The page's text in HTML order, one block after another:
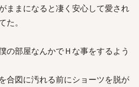
ままになると凄く安心して愛され
。
の部屋なんかでＨな事をするよう
合図に汚れる前にショーツを脱が